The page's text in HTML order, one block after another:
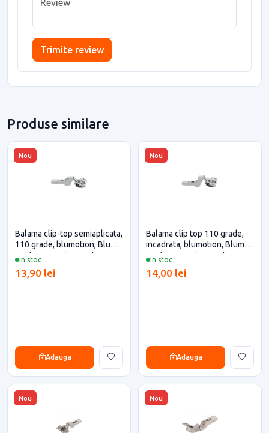
Trimite review
Produse similare
Nou
In stoc
Balama clip-top semiaplicata,
110 grade, blumotion, Blum
pentru casa si proiecte
13,90 lei
Adauga
Nou
In stoc
Balama clip top 110 grade,
incadrata, blumotion, Blum
pentru casa si proiecte
14,00 lei
Adauga
Nou Nou